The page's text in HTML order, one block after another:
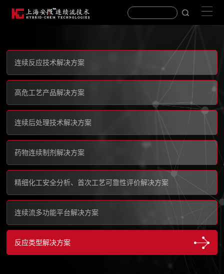
连续反应技术解决方案
高危工艺产品解决方案
连续后处理技术解决方案
药物连续制剂解决方案
精细化工安全分析、首次工艺可靠性评价解决方案
连续流多功能平台解决方案
反应类型解决方案